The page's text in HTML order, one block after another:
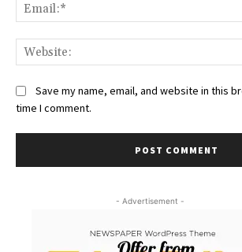
Save my name, email, and website in this
time I comment.
- Advertisement -